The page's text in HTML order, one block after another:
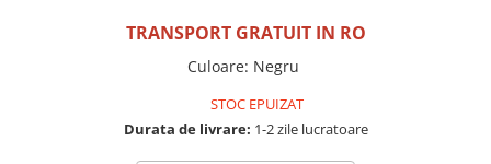
TRANSPORT GRATUIT IN RO
Culoare: Negru
STOC EPUIZAT
Durata de livrare: 1-2 zile lucratoare